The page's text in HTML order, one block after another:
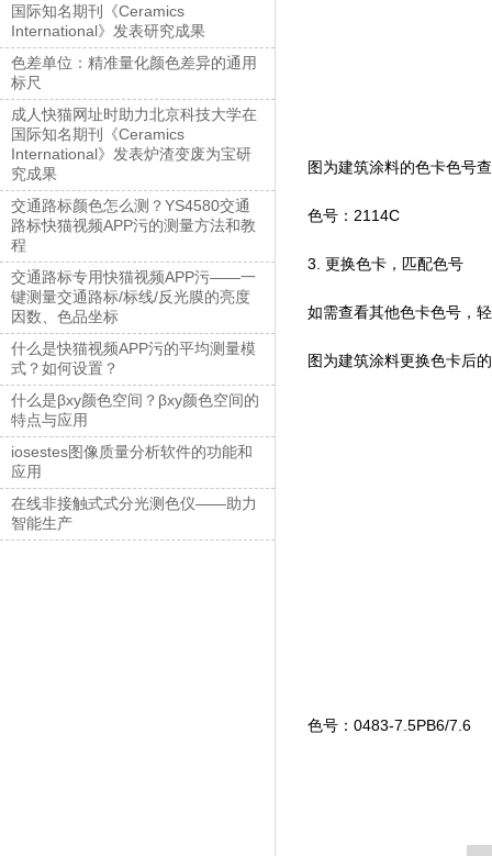
国际知名期刊《Ceramics
International》发表研究成果
色差单位：精准量化颜色差异的通用
标尺
成人快猫网址时助力北京科技大学在
国际知名期刊《Ceramics
International》发表炉渣变废为宝研
究成果
交通路标颜色怎么测？YS4580交通
路标快猫视频APP污的测量方法和教
程
交通路标专用快猫视频APP污——一
键测量交通路标/标线/反光膜的亮度
因数、色品坐标
什么是快猫视频APP污的平均测量模
式？如何设置？
什么是βxy颜色空间？βxy颜色空间的
特点与应用
iosestes图像质量分析软件的功能和
应用
在线非接触式式分光测色仪——助力
智能生产
图为建筑涂料的色卡色号
色号：2114C
3. 更换色卡，匹配色号
如需查看其他色卡色号，轻
图为建筑涂料更换色卡后
色号：0483-7.5PB6/7.6